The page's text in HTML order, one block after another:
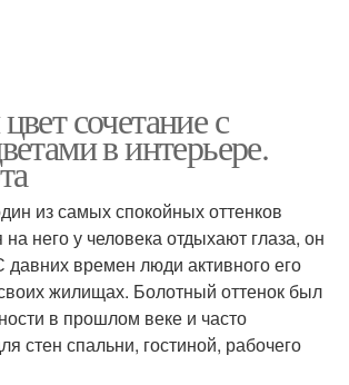
сочетание с
в интерьере.
из самых спокойных оттенков
на него у человека отдыхают глаза, он
давних времен люди активного его
жилищах. Болотный оттенок был
в прошлом веке и часто
стен спальни, гостиной, рабочего